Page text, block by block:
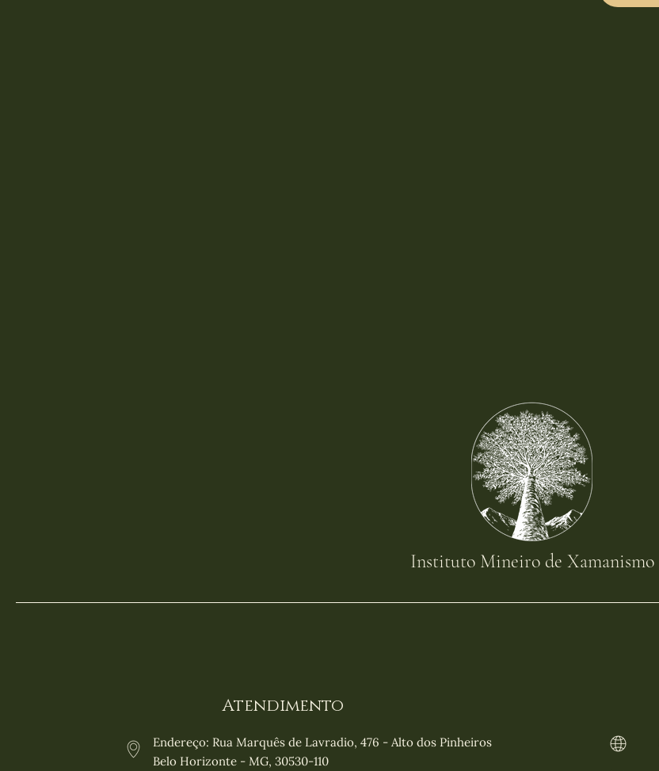
Instituto Mineiro de Xamanismo
Atendimento
Endereço: Rua Marquês de Lavradio, 476 - Alto dos Pinheiros
Belo Horizonte - MG, 30530-110